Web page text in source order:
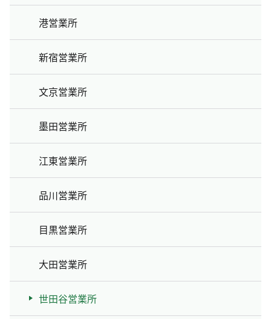
港営業所
新宿営業所
文京営業所
墨田営業所
江東営業所
品川営業所
目黒営業所
大田営業所
世田谷営業所